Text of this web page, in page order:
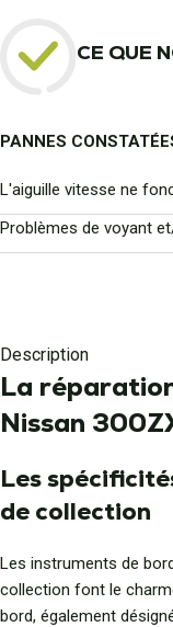
CE QUE
PANNES
L'aiguille vitesse ne
Problèmes de voyant
Description
La
Nissan
Les
de collection
Les instruments de
collection font le
bord, également